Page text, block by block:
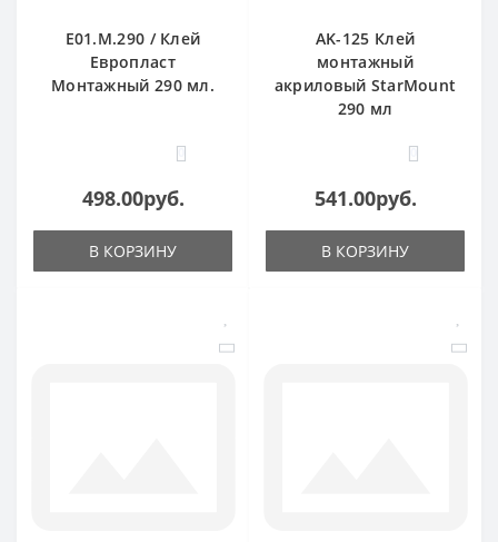
E01.M.290 / Клей
Европласт
Монтажный 290 мл.
0
498.00руб.
В КОРЗИНУ
AK-125 Клей
монтажный
акриловый StarMount
290 мл
0
541.00руб.
В КОРЗИНУ